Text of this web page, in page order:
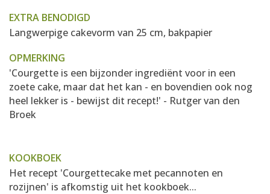
EXTRA BENODIGD
Langwerpige cakevorm van 25 cm, bakpapier
OPMERKING
'Courgette is een bijzonder ingrediënt voor in een
zoete cake, maar dat het kan - en bovendien ook nog
heel lekker is - bewijst dit recept!' - Rutger van den
Broek
KOOKBOEK
Het recept 'Courgettecake met pecannoten en
rozijnen' is afkomstig uit het kookboek...